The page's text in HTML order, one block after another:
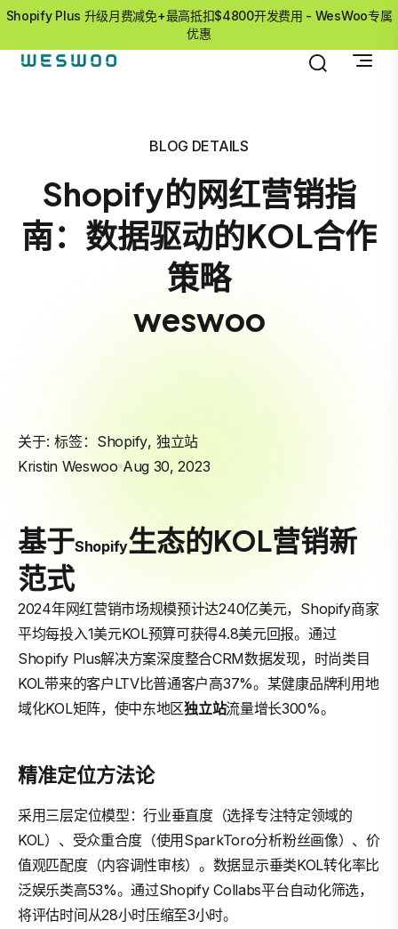
Shopify Plus 升级月费减免+最高抵扣$4800开发费用 - WesWoo专属
优惠
BLOG DETAILS
Shopify的网红营销指
南：数据驱动的KOL合作
策略
weswoo
关于: 标签： Shopify, 独立站
Kristin Weswoo Aug 30, 2023
基于Shopify生态的KOL营销新
范式
2024年网红营销市场规模预计达240亿美元，Shopify商家
平均每投入1美元KOL预算可获得4.8美元回报。通过
Shopify Plus解决方案深度整合CRM数据发现，时尚类目
KOL带来的客户LTV比普通客户高37%。某健康品牌利用地
域化KOL矩阵，使中东地区独立站流量增长300%。
精准定位方法论
采用三层定位模型：行业垂直度（选择专注特定领域的
KOL）、受众重合度（使用SparkToro分析粉丝画像）、价
值观匹配度（内容调性审核）。数据显示垂类KOL转化率比
泛娱乐类高53%。通过Shopify Collabs平台自动化筛选，
将评估时间从28小时压缩至3小时。